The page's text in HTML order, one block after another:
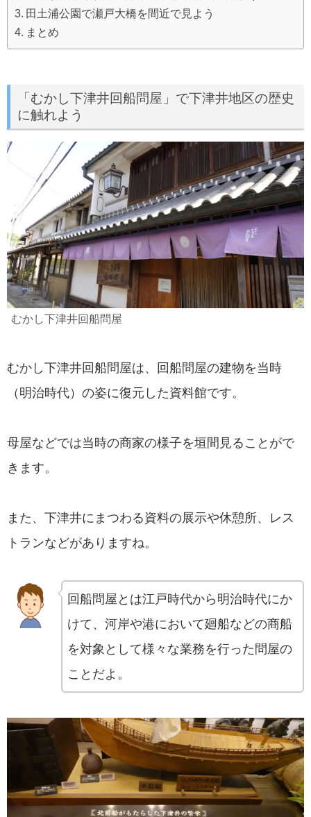
田土浦公園で瀬戸大橋を間近で見よう
まとめ
「むかし下津井回船問屋」で下津井地区の歴史
に触れよう
むかし下津井回船問屋
むかし下津井回船問屋は、回船問屋の建物を当時
（明治時代）の姿に復元した資料館です。
母屋などでは当時の商家の様子を垣間見ることがで
きます。
また、下津井にまつわる資料の展示や休憩所、レス
トランなどがありますね。
回船問屋とは江戸時代から明治時代にか
けて、河岸や港において廻船などの商船
を対象として様々な業務を行った問屋の
ことだよ。